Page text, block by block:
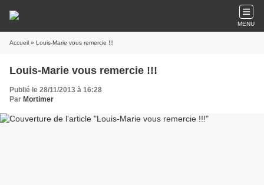
MENU
Accueil » Louis-Marie vous remercie !!!
Louis-Marie vous remercie !!!
Publié le 28/11/2013 à 16:28
Par Mortimer